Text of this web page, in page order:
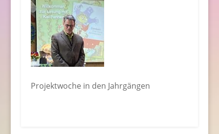
Projektwoche in den Jahrgängen